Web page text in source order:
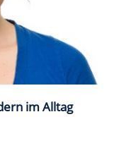
im Alltag